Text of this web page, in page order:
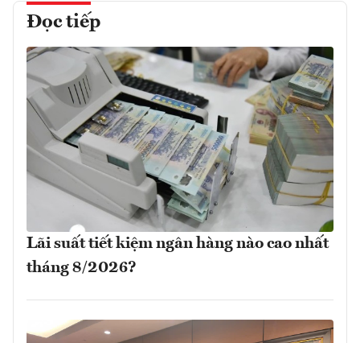
Đọc tiếp
Lãi suất tiết kiệm ngân hàng nào cao nhất
tháng 8/2026?